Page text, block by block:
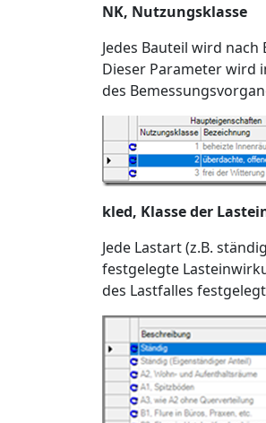
NK, Nutzungsklasse
Jedes Bauteil wird
Dieser Parameter wird
des
kled, Klasse der
Jede Lastart (z.B.
festgelegte
des Lastfalles